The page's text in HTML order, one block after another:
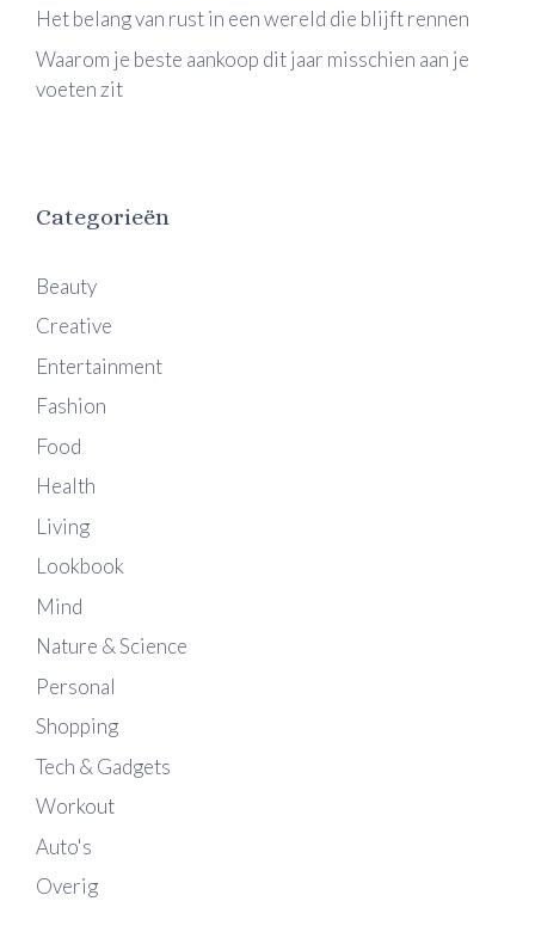
Het belang van rust in een wereld die blijft rennen
Waarom je beste aankoop dit jaar misschien aan je
voeten zit
Categorieën
Beauty
Creative
Entertainment
Fashion
Food
Health
Living
Lookbook
Mind
Nature & Science
Personal
Shopping
Tech & Gadgets
Workout
Auto's
Overig